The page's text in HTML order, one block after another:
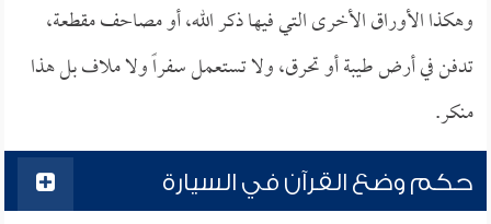
وهكذا الأوراق الأخرى التي فيها ذكر الله، أو مصاحف مقطعة،
تدفن في أرض طيبة أو تحرق، ولا تستعمل سفراً ولا ملاف بل هذا
منكر.
حكم وضع القرآن في السيارة